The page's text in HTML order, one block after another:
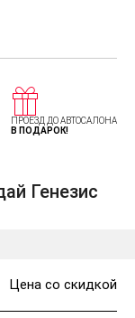
ПРОЕЗД ДО АВТОСАЛОНА
В ПОДАРОК!
Генезис
Цена со скидкой